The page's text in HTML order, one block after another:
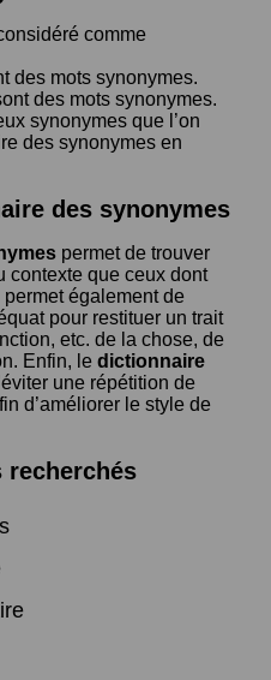
comme
des mots synonymes.
des mots synonymes.
synonymes que l’on
des synonymes en
des synonymes
permet de trouver
contexte que ceux dont
également de
pour restituer un trait
etc. de la chose, de
Enfin, le dictionnaire
une répétition de
d’améliorer le style de
recherchés